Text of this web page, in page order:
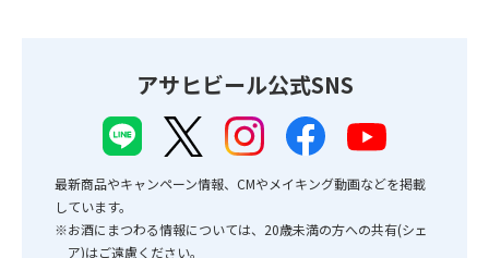
アサヒビール公式SNS
最新商品やキャンペーン情報、CMやメイキング動画などを掲載
しています。
※お酒にまつわる情報については、20歳未満の方への共有(シェ
ア)はご遠慮ください。